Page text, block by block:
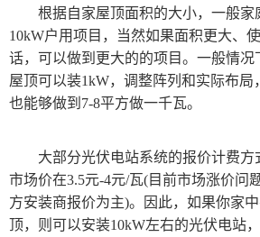
根据自家屋顶面积的大小，一般家
10kW户用项目，当然如果面积更大、
话，可以做到更大的的项目。一般情况
屋顶可以装1kW，调整阵列和实际布局
也能够做到7-8平方做一千瓦。
大部分光伏电站系统的报价计费
市场价在3.5元-4元/瓦(目前市场涨价问
方安装商报价为主)。因此，如果你家
顶，则可以安装10kW左右的光伏电站